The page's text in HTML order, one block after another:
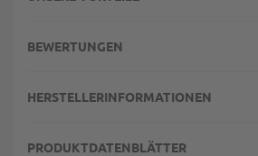
BEWERTUNGEN
HERSTELLERINFORMATIONEN
PRODUKTDATENBLÄTTER